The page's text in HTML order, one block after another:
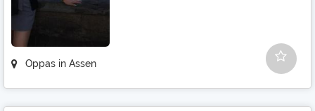
Oppas in Assen